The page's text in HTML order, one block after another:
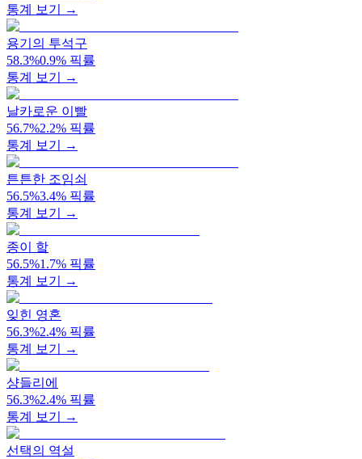
통계 보기 →
용기의 투석구
58.3%0.9% 픽률
통계 보기 →
날카로운 이빨
56.7%2.2% 픽률
통계 보기 →
튼튼한 조임쇠
56.5%3.4% 픽률
통계 보기 →
종이 핰
56.5%1.7% 픽률
통계 보기 →
잊힌 영혼
56.3%2.4% 픽률
통계 보기 →
샹들리에
56.3%2.4% 픽률
통계 보기 →
선택의 역설